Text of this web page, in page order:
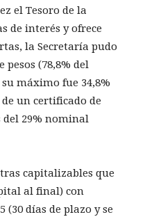
el Tesoro de la
de interés y ofrece
la Secretaría pudo
(78,8% del
máximo fue 34,8%
un certificado de
del 29% nominal
capitalizables que
al final) con
(30 días de plazo y se